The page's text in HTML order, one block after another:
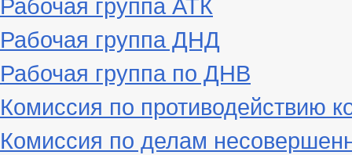
Рабочая группа ДНД
Рабочая группа по ДНВ
Комиссия по противодействию
Комиссия по делам